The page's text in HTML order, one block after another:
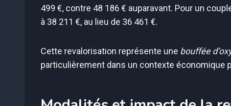
499 €, contre 48 186 € auparavant. Pour un
à 38 211 €, au lieu de 36 461 €.
Cette revalorisation représente une bouffée
particulièrement dans un contexte économique